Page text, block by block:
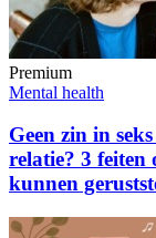
Premium
Mental health
Geen zin in
relatie? 3 feiten
kunnen